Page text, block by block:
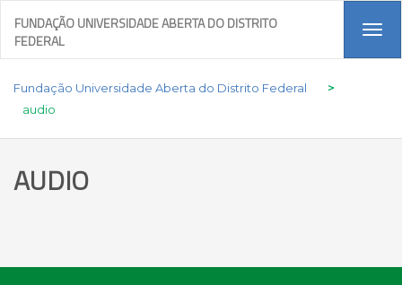
FUNDAÇÃO UNIVERSIDADE ABERTA DO DISTRITO
FEDERAL
Fundação Universidade Aberta do Distrito Federal
>
audio
AUDIO